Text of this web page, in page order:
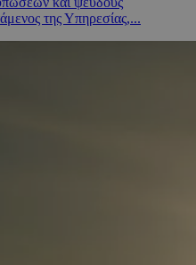
της Υπηρεσίας,...